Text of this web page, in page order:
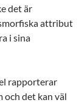
det är
attribut
i sina
rapporterar
och det kan väl